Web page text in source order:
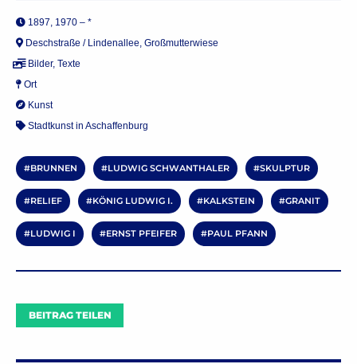
1897, 1970 – *
Deschstraße / Lindenallee, Großmutterwiese
Bilder, Texte
Ort
Kunst
Stadtkunst in Aschaffenburg
BRUNNEN LUDWIG SCHWANTHALER SKULPTUR
RELIEF KÖNIG LUDWIG I. KALKSTEIN GRANIT
LUDWIG I ERNST PFEIFER PAUL PFANN
BEITRAG TEILEN